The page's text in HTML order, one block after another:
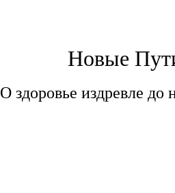
Новые
О здоровье издревле до